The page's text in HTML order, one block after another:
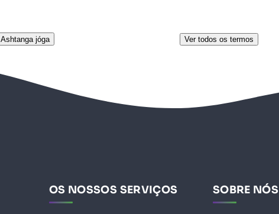
Ashtanga jóga Ver todos os termos
OS NOSSOS SERVIÇOS SOBRE NÓS